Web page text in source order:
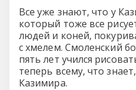
Все уже знают, что у
который тоже все
людей и коней,
с хмелем. Смоленский
пять лет учился
теперь всему, что
Казимира.